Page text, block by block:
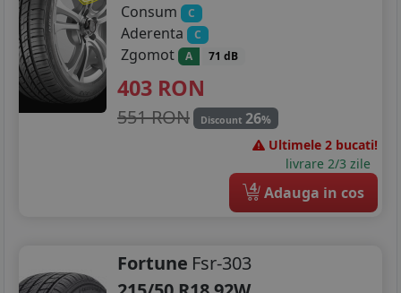
Consum
C
Aderenta C
Zgomot A 71 dB
403 RON
551 RON Discount 26%
Ultimele 2 bucati!
livrare 2/3 zile
4 Adauga in cos
Fortune Fsr-303